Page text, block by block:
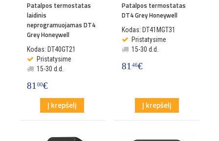
Patalpos termostatas
laidinis
neprogramuojamas DT4
Grey Honeywell
Kodas: DT40GT21
Pristatysime
15-30 d.d.
8100€
Į krepšelį
Patalpos termostatas
DT4 Grey Honeywell
Kodas: DT41MGT31
Pristatysime
15-30 d.d.
8146€
Į krepšelį